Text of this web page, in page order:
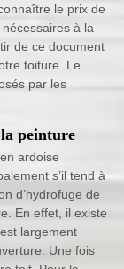
le prix de
à la
de ce document
toiture. Le
par les
peinture
ardoise
s’il tend à
d’hydrofuge de
En effet, il existe
largement
Une fois